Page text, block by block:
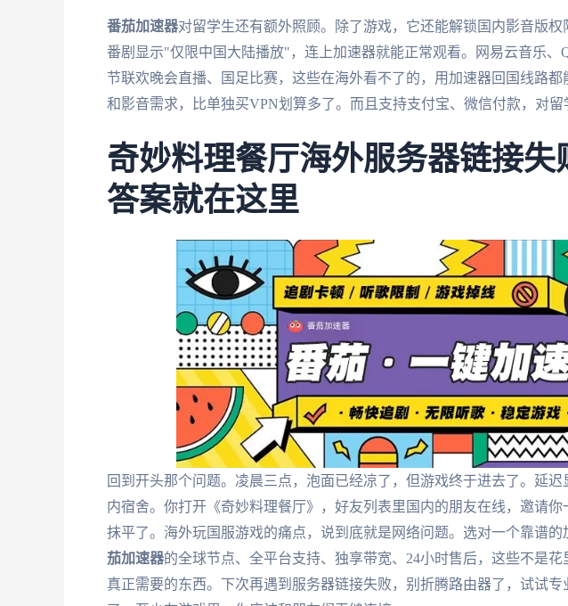
番茄加速器对留学生还有额外照顾。除了游戏，它还能解锁国内影音版
番剧显示"仅限中国大陆播放"，连上加速器就能正常观看。网易云音乐、
节联欢晚会直播、国足比赛，这些在海外看不了的，用加速器回国线路
和影音需求，比单独买VPN划算多了。而且支持支付宝、微信付款，对留
奇妙料理餐厅海外服务器链接失
答案就在这里
回到开头那个问题。凌晨三点，泡面已经凉了，但游戏终于进去了。延迟
内宿舍。你打开《奇妙料理餐厅》，好友列表里国内的朋友在线，邀请
抹平了。海外玩国服游戏的痛点，说到底就是网络问题。选对一个靠谱的
茄加速器的全球节点、全平台支持、独享带宽、24小时售后，这些不是
真正需要的东西。下次再遇到服务器链接失败，别折腾路由器了，试试